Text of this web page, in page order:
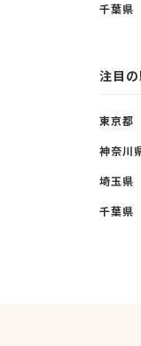
千葉県
注目
東京都
神奈川
埼玉県
千葉県